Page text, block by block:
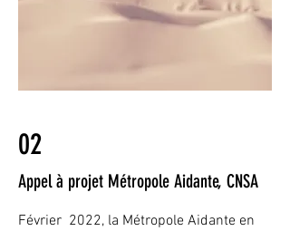
02
Appel à projet Métropole Aidante, CNSA
Février 2022, la Métropole Aidante en